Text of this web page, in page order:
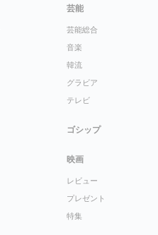
芸能
芸能総合
音楽
韓流
グラビア
テレビ
ゴシップ
映画
レビュー
プレゼント
特集